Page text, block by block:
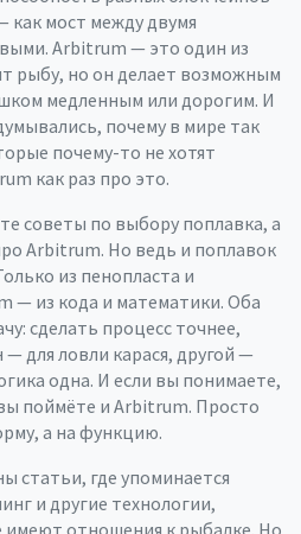
как мост между двумя
Arbitrum — это один из
рыбу, но он делает возможным
медленным или дорогим. И
почему в мире так
почему-то не хотят
как раз про это.
советы по выбору поплавка, а
Arbitrum. Но ведь и поплавок
из пенопласта и
— из кода и математики. Оба
сделать процесс точнее,
для ловли карася, другой —
одна. И если вы понимаете,
поймёте и Arbitrum. Просто
а на функцию.
статьи, где упоминается
и другие технологии,
имеют отношения к рыбалке. Но